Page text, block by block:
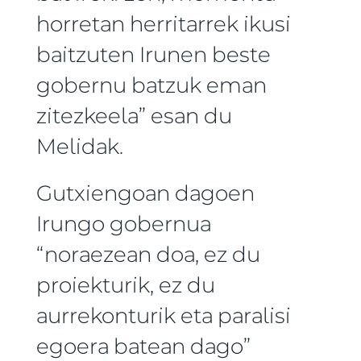
horretan herritarrek ikusi
baitzuten Irunen beste
gobernu batzuk eman
zitezkeela” esan du
Melidak.
Gutxiengoan dagoen
Irungo gobernua
“noraezean doa, ez du
proiekturik, ez du
aurrekonturik eta paralisi
egoera batean dago”